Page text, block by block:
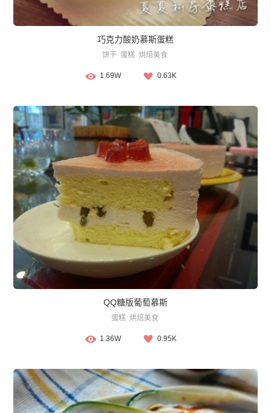
巧克力酸奶慕斯蛋糕
饼干 蛋糕 烘焙美食
1.69W 0.63K
QQ糖版葡萄慕斯
蛋糕 烘焙美食
1.36W 0.95K